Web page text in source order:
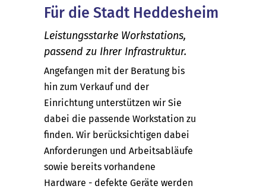
Für die Stadt Heddesheim
Leistungsstarke Workstations,
passend zu Ihrer Infrastruktur.
Angefangen mit der Beratung bis
hin zum Verkauf und der
Einrichtung unterstützen wir Sie
dabei die passende Workstation zu
finden. Wir berücksichtigen dabei
Anforderungen und Arbeitsabläufe
sowie bereits vorhandene
Hardware - defekte Geräte werden